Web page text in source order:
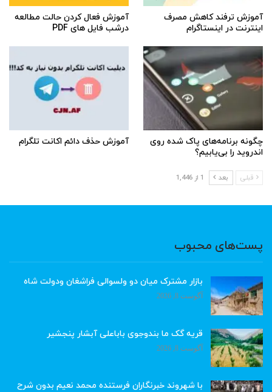
آموزش ترفند کاهش مصرف
اینترنت در اینستاگرام
آموزش فعال کردن حالت مطالعه
درشب فایل های PDF
چگونه برنامه‌های پاک شده روی
اندروید را بی‌یابیم؟
آموزش حذف دائم اکانت تلگرام
قبلی بعد 1 از 1,446
پست‌های محبوب
بازار مشترک میان دو ولسوالی فراشغان ودولت شاه
آگوست 8, 2026
قریه گک ما بندوجوی باباعلی آبشار پنجشیر
آگوست 8, 2026
با شهروند خبرنگاران فرستنده محمد نعیم بدون شرح